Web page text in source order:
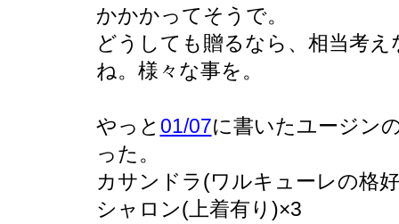
かかかってそうで。
どうしても贈るなら、相当考
ね。様々な事を。
やっと 01/07に書いたユージン
った。
カサンドラ(ワルキューレの格
シャロン(上着有り)×3